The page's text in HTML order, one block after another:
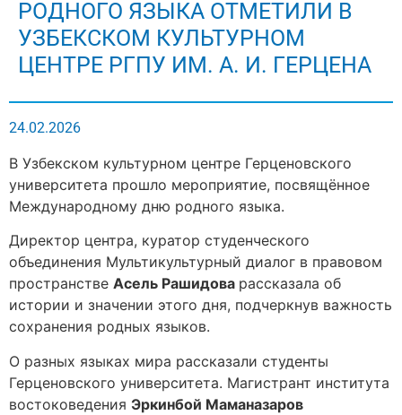
РОДНОГО ЯЗЫКА ОТМЕТИЛИ В
УЗБЕКСКОМ КУЛЬТУРНОМ
ЦЕНТРЕ РГПУ ИМ. А. И. ГЕРЦЕНА
24.02.2026
В Узбекском культурном центре Герценовского
университета прошло мероприятие, посвящённое
Международному дню родного языка.
Директор центра, куратор студенческого
объединения Мультикультурный диалог в правовом
пространстве Асель Рашидова рассказала об
истории и значении этого дня, подчеркнув важность
сохранения родных языков.
О разных языках мира рассказали студенты
Герценовского университета. Магистрант института
востоковедения Эркинбой Маманазаров